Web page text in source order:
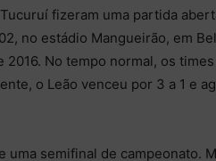
fizeram uma partida
no estádio Mangueirão, em
No tempo normal, os times
o Leão venceu por 3 a 1 e
semifinal de campeonato.